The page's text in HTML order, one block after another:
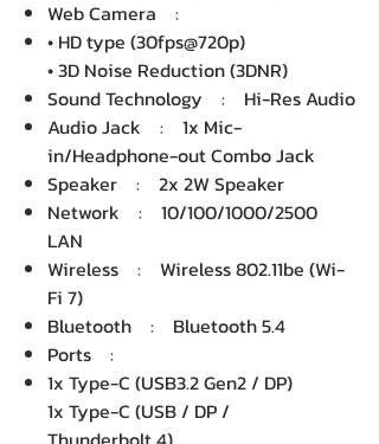
Web Camera :
• HD type (30fps@720p)
• 3D Noise Reduction (3DNR)
Sound Technology : Hi-Res Audio
Audio Jack : 1x Mic-
in/Headphone-out Combo Jack
Speaker : 2x 2W Speaker
Network : 10/100/1000/2500
LAN
Wireless : Wireless 802.11be (Wi-
Fi 7)
Bluetooth : Bluetooth 5.4
Ports :
1x Type-C (USB3.2 Gen2 / DP)
1x Type-C (USB / DP /